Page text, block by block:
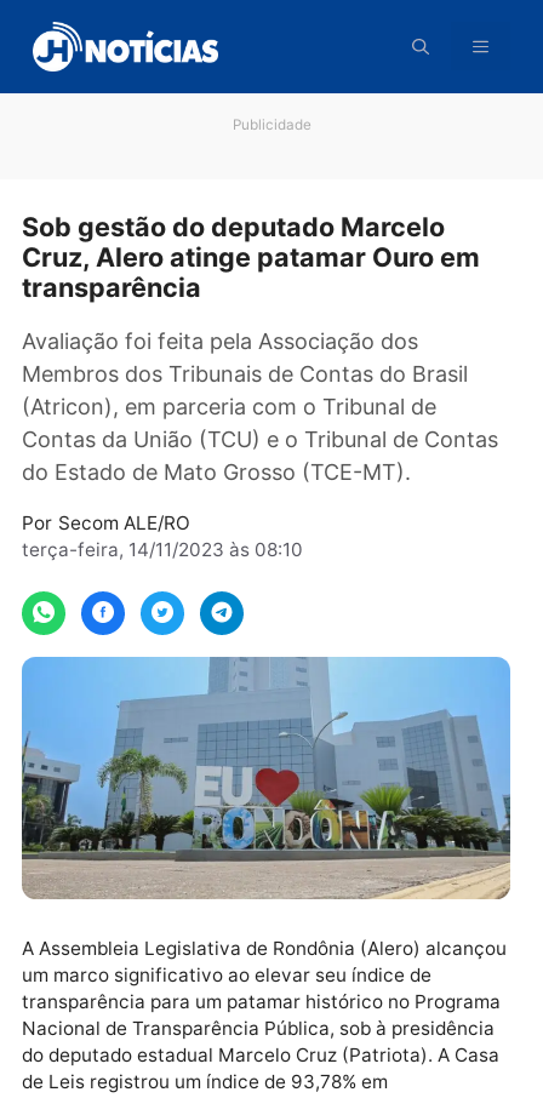
para
conteúdo
Sob gestão do deputado Marcelo
Cruz, Alero atinge patamar Ouro em
Avaliação foi feita pela Associação dos
Membros dos Tribunais de Contas do Brasil
(Atricon), em parceria com o Tribunal de
Contas da União (TCU) e o Tribunal de
do Estado de Mato Grosso (TCE-MT).
terça-feira, 14/11/2023 às 08:10
A Assembleia Legislativa de Rondônia (Alero)
um marco significativo ao elevar seu índice de